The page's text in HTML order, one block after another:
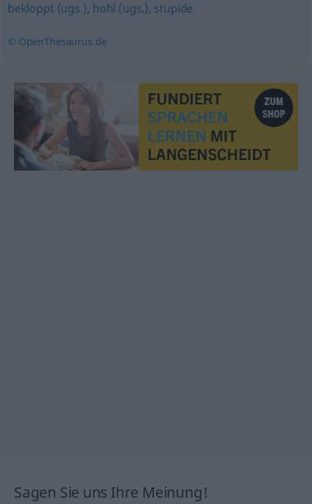
bekloppt (ugs.), hohl (ugs.), stupide
© OpenThesaurus.de
Sagen Sie uns Ihre Meinung!